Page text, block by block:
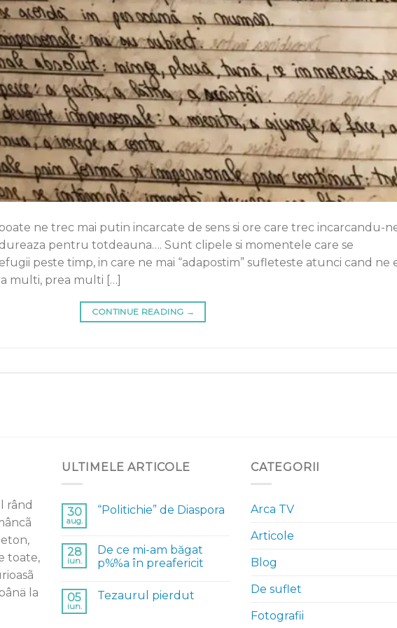
ne trec mai putin incarcate de sens si ore care trec incarcandu-
pentru totdeauna…. Sunt clipele si momentele care se
peste timp, in care ne mai “adapostim” sufleteste atunci cand ne
multi, prea multi […]
CONTINUE READING →
rând
toate,
la
ULTIMELE ARTICOLE
30
aug.
“Politichie” de Diaspora
28
iun.
De ce mi-am băgat
p%%a în preafericit
05
iun.
Tezaurul pierdut
CATEGORII
Arca TV
Articole
Blog
De suflet
Fotografii